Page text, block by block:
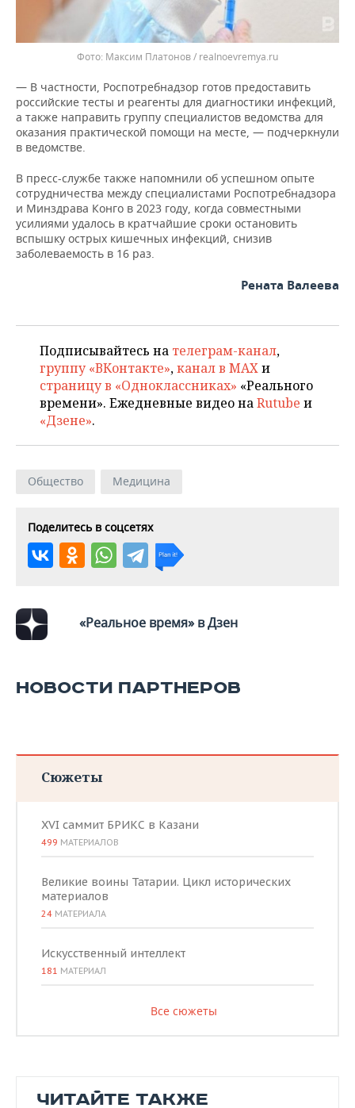
Максим Платонов / realnoevremya.ru
— В частности, Роспотребнадзор готов предоставить
российские тесты и реагенты для диагностики инфекций,
а также направить группу специалистов ведомства для
оказания практической помощи на месте, — подчеркнули
в ведомстве.
В пресс-службе также напомнили об успешном опыте
сотрудничества между специалистами Роспотребнадзора
и Минздрава Конго в 2023 году, когда совместными
усилиями удалось в кратчайшие сроки остановить
вспышку острых кишечных инфекций, снизив
заболеваемость в 16 раз.
Рената Валеева
Подписывайтесь на телеграм-канал,
группу «ВКонтакте»,канал в MAXи
страницу в «Одноклассниках» «Реального
времени». Ежедневные видео наRutube и
«Дзене».
Общество Медицина
Поделитесь в соцсетях
«Реальное время» в Дзен
НОВОСТИ ПАРТНЕРОВ
Сюжеты
XVI саммит БРИКС в Казани
499 МАТЕРИАЛОВ
Великие воины Татарии. Цикл исторических
материалов
24 МАТЕРИАЛА
Искусственный интеллект
181 МАТЕРИАЛ
Все сюжеты
ЧИТАЙТЕ ТАКЖЕ